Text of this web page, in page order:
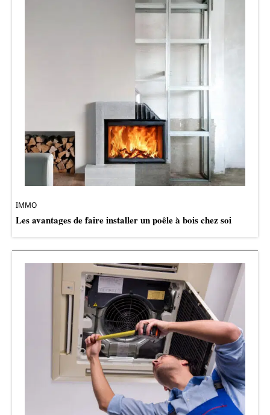
IMMO
Les avantages de faire installer un poêle à bois chez soi